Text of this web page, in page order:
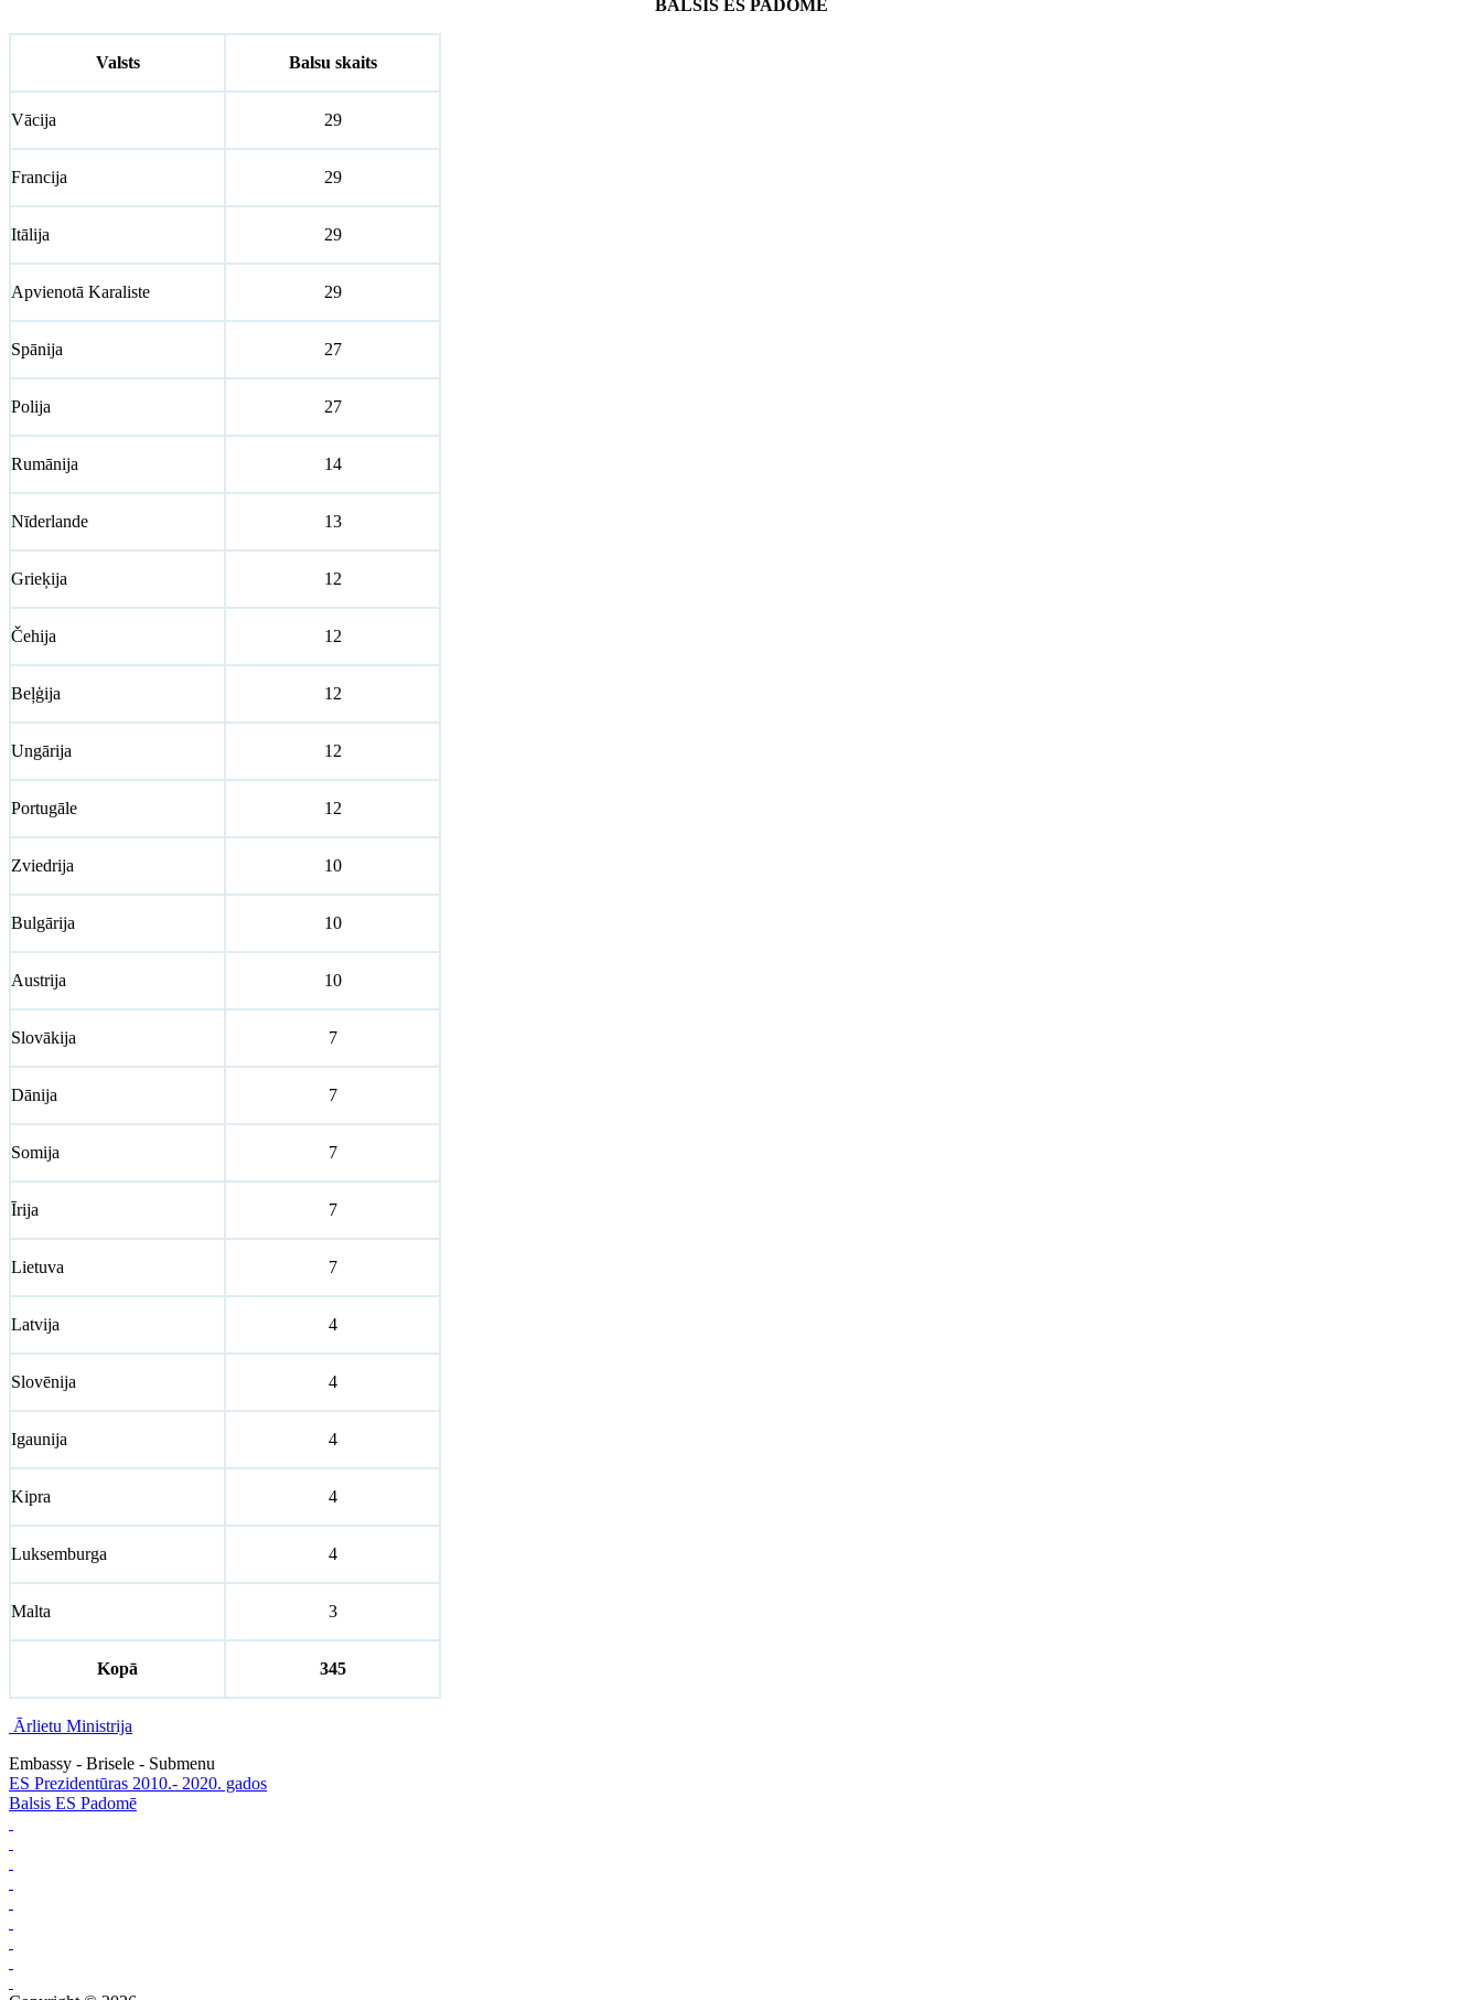
BALSIS ES PADOMĒ
Valsts Balsu skaits
Vācija 29
Francija 29
Itālija 29
Apvienotā Karaliste 29
Spānija 27
Polija 27
Rumānija 14
Nīderlande 13
Grieķija 12
Čehija 12
Beļģija 12
Ungārija 12
Portugāle 12
Zviedrija 10
Bulgārija 10
Austrija 10
Slovākija 7
Dānija 7
Somija 7
Īrija 7
Lietuva 7
Latvija 4
Slovēnija 4
Igaunija 4
Kipra 4
Luksemburga 4
Malta 3
Kopā 345
Ārlietu Ministrija
Embassy - Brisele - Submenu
ES Prezidentūras 2010.- 2020. gados
Balsis ES Padomē